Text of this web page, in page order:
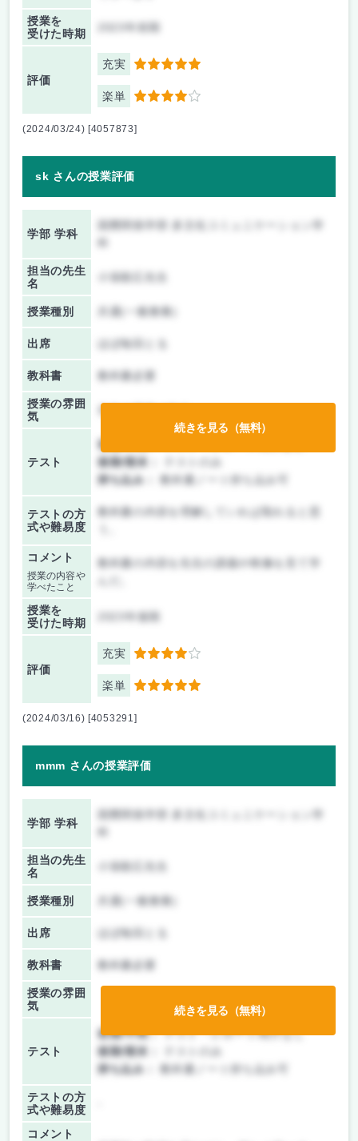
授業を
受けた時期
評価
充実 5
楽単 4
(2024/03/24) [4057873]
sk さんの授業評価
学部 学科
担当の先生
名
授業種別 共通(一般教養)
出席 ほぼ毎回とる
教科書 教科書必要
授業の雰囲
気
テスト
前期/中間：
後期/期末：
持ち込み：
教科書ノート持ち込み可
テストの方
式や難易度
教科書の内容を理解していれば取れると思
コメント
授業の内容や
学べたこと
教科書の内容を先生の講義や映像を見て学
授業を
受けた時期
2023年後期
評価
充実 4
楽単 5
続きを見る（無料）
(2024/03/16) [4053291]
mmm さんの授業評価
学部 学科
担当の先生
名
授業種別 共通(一般教養)
出席 ほぼ毎回とる
教科書 教科書必要
授業の雰囲
気
テスト
前期/中間：テスト・レポート両方なし
後期/期末：
持ち込み：
教科書ノート持ち込み可
テストの方
式や難易度
コメント
続きを見る（無料）